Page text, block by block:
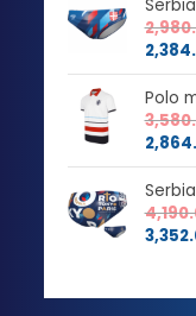
Polo